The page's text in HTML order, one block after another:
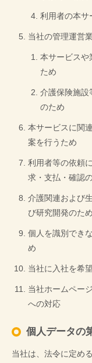
利用者の本サ
当社の管理運営
本サービスや
ため
介護保険施設
のため
本サービスに関
案を行うため
利用者等の依頼
求・支払・確認
介護関連および
び研究開発のため
個人を識別でき
め
当社に入社を希
当社ホームペー
への対応
個人データの
当社は、法令に定め